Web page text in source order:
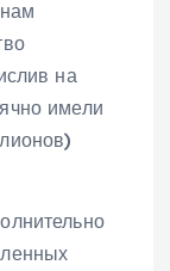
на
имели